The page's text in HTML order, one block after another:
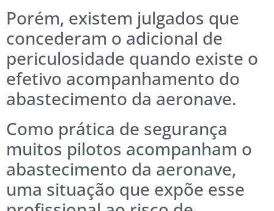
Porém, existem julgados que
concederam o adicional de
periculosidade quando existe o
efetivo acompanhamento do
abastecimento da aeronave.
Como prática de segurança
muitos pilotos acompanham o
abastecimento da aeronave,
uma situação que expõe esse